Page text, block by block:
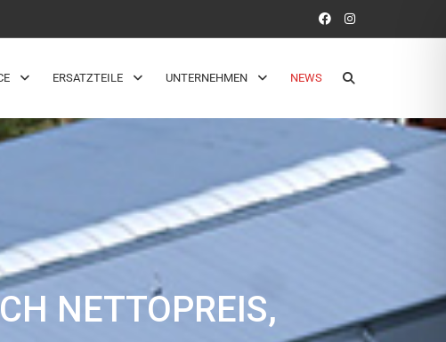
ERSATZTEILE UNTERNEHMEN NEWS
NETTOPREIS,